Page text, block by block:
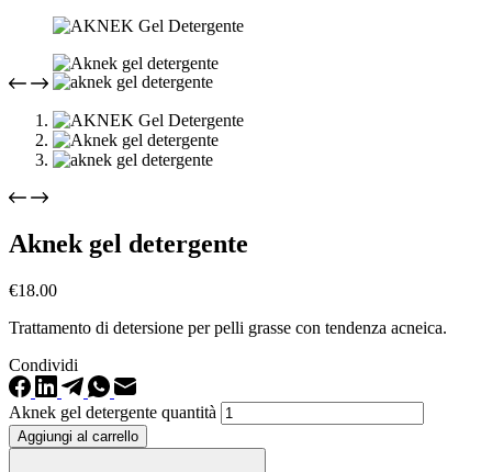
Aknek gel detergente
€18.00
Trattamento di detersione per pelli grasse con tendenza acneica.
Condividi
Aknek gel detergente quantità
Aggiungi al carrello